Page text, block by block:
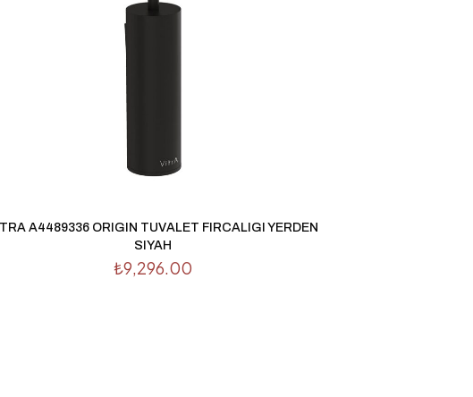
A4489336 ORIGIN TUVALET FIRCALIGI YERDEN
SIYAH
₺9,296.00